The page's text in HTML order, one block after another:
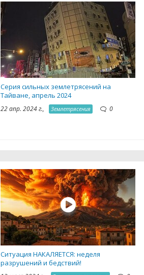
Серия сильных землетрясений на
Тайване, апрель 2024
22 апр. 2024 г., Землетрясения 0
Ситуация НАКАЛЯЕТСЯ: неделя
разрушений и бедствий!